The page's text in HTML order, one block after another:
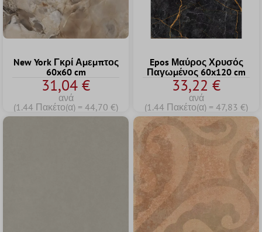
New York Γκρί Αμεμπτος
60x60 cm
31,04 €
ανά
(1.44 Πακέτο(α) = 44,70 €)
Epos Μαύρος Χρυσός
Παγωμένος 60x120 cm
33,22 €
ανά
(1.44 Πακέτο(α) = 47,83 €)